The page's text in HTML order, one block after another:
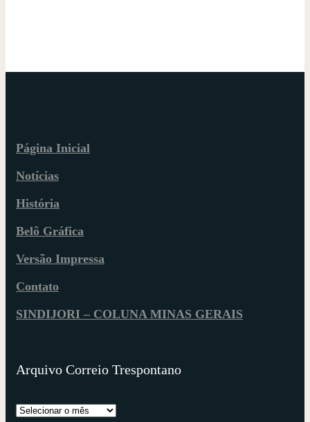
Página Inicial
Notícias
História
Belô Gráfica
Versão Impressa
Contato
SINDIJORI – COLUNA MINAS GERAIS
Arquivo Correio Trespontano